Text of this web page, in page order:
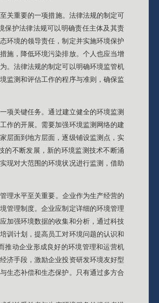
关重要的一项措施。法律法规的制定可
保护法律法规可以明确责任主体及其责
环境的领导责任，制定并实施环境保护
施，降低环境污染排放。个人也应当增
。法律法规的制定可以明确环境监管机
监测和评估工作的程序与准则，确保监
项关键任务。通过建立健全的环境监测
作的开展。需要加强环境监测网络的建
层面到地方层面，逐级铺设监测点，实
的不断发展，新的环境监测技术不断涌
现对大范围的环境状况进行监测，借助
理水平至关重要。企业作为生产经营的
管理制度。企业应制定详细的环境管理
加强环境数据的收集和分析，通过科技
训计划，提高员工对环境问题的认识和
推动企业形成良好的环境管理和运营机
济手段，激励企业投资研发环境友好型
生态补偿和生态保护。只有通过多方合